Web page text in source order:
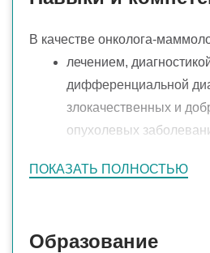
ПОКАЗАТЬ ПОЛНОСТЬЮ
В качестве онколога-
лечением,
дифференциальной
злокачественных и
опухолевых
лечением
Образование